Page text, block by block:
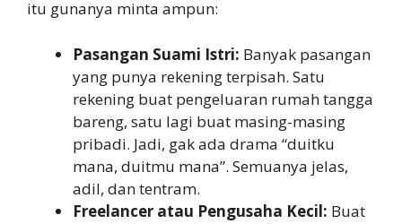
itu gunanya minta ampun:
Pasangan Suami Istri: Banyak pasangan
yang punya rekening terpisah. Satu
rekening buat pengeluaran rumah tangga
bareng, satu lagi buat masing-masing
pribadi. Jadi, gak ada drama “duitku
mana, duitmu mana”. Semuanya jelas,
adil, dan tentram.
Freelancer atau Pengusaha Kecil: Buat